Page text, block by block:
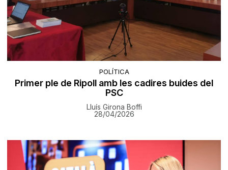
POLÍTICA
Primer ple de Ripoll amb les cadires buides del
PSC
Lluís Girona Boffi
28/04/2026